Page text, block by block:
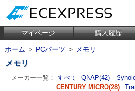
マイページ 購入履歴
ホーム > PCパーツ > メモリ
メモリ
メーカー一覧： すべて QNAP(42)
CENTURY MICRO(28)